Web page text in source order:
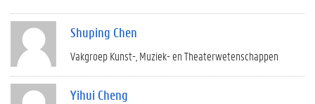
Shuping Chen
Vakgroep Kunst-, Muziek- en Theaterwetenschappen
Yihui Cheng